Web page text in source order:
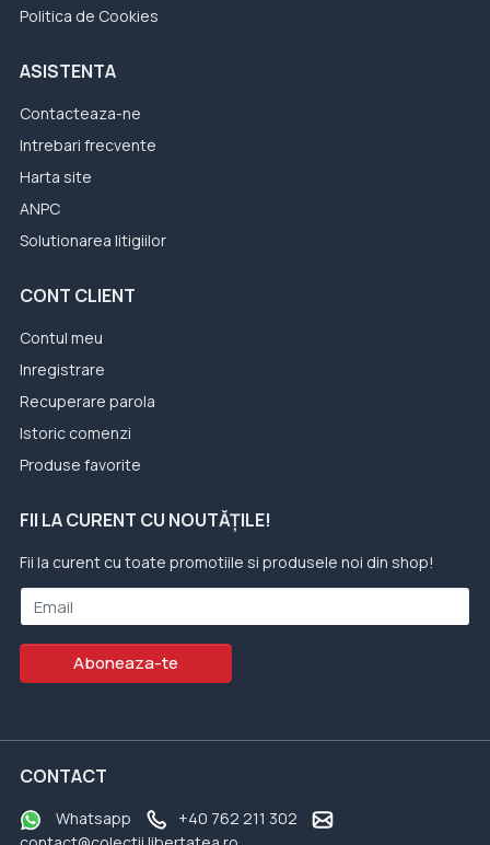
Politica de Cookies
ASISTENTA
Contacteaza-ne
Intrebari frecvente
Harta site
ANPC
Solutionarea litigiilor
CONT CLIENT
Contul meu
Inregistrare
Recuperare parola
Istoric comenzi
Produse favorite
FII LA CURENT CU NOUTĂȚILE!
Fii la curent cu toate promotiile si produsele noi din shop!
Email
Aboneaza-te
CONTACT
Whatsapp
+40 762 211 302